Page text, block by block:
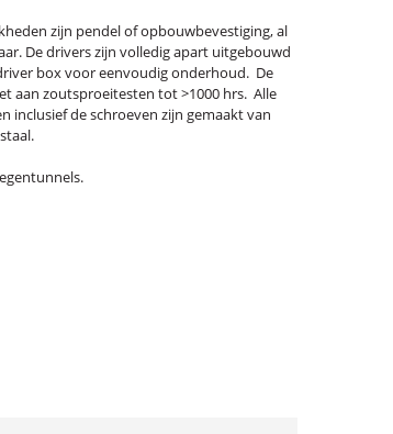
zijn pendel of opbouwbevestiging, al
De drivers zijn volledig apart uitgebouwd
box voor eenvoudig onderhoud. De
aan zoutsproeitesten tot >1000 hrs. Alle
inclusief de schroeven zijn gemaakt van